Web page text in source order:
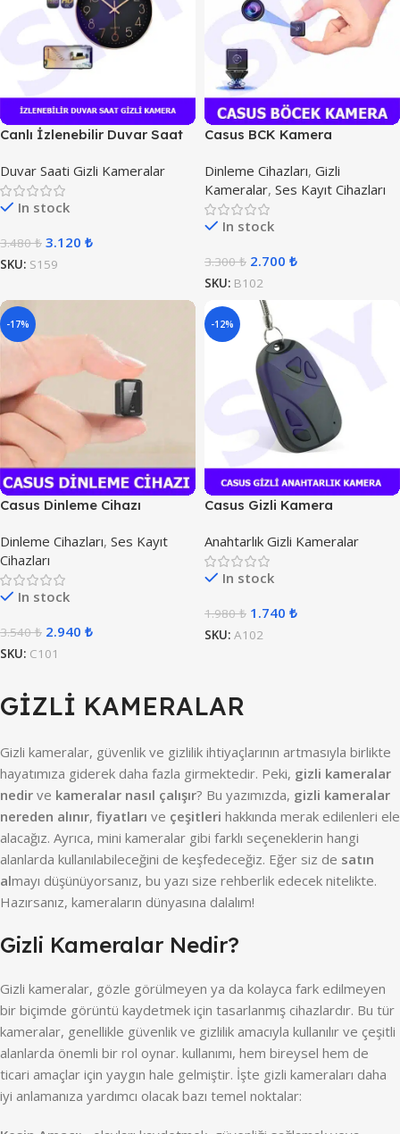
Canlı İzlenebilir Duvar Saat
Duvar Saati Gizli Kameralar
In stock
3.480₺ 3.120 ₺
SKU: S159
Casus BCK Kamera
Dinleme Cihazları, Gizli
Kameralar, Ses Kayıt Cihazları
In stock
3.300₺ 2.700 ₺
SKU: B102
-17%
Casus Dinleme Cihazı
Dinleme Cihazları, Ses Kayıt
Cihazları
In stock
3.540₺ 2.940 ₺
SKU: C101
-12%
Casus Gizli Kamera
Anahtarlık Gizli Kameralar
In stock
1.980₺ 1.740 ₺
SKU: A102
GİZLİ KAMERALAR
Gizli kameralar, güvenlik ve gizlilik ihtiyaçlarının artmasıyla birlikte
hayatımıza giderek daha fazla girmektedir. Peki, gizli kameralar
nedir ve kameralar nasıl çalışır? Bu yazımızda, gizli kameralar
nereden alınır, fiyatları ve çeşitleri hakkında merak edilenleri ele
alacağız. Ayrıca, mini kameralar gibi farklı seçeneklerin hangi
alanlarda kullanılabileceğini de keşfedeceğiz. Eğer siz de satın
almayı düşünüyorsanız, bu yazı size rehberlik edecek nitelikte.
Hazırsanız, kameraların dünyasına dalalım!
Gizli Kameralar Nedir?
Gizli kameralar, gözle görülmeyen ya da kolayca fark edilmeyen
bir biçimde görüntü kaydetmek için tasarlanmış cihazlardır. Bu tür
kameralar, genellikle güvenlik ve gizlilik amacıyla kullanılır ve çeşitli
alanlarda önemli bir rol oynar. kullanımı, hem bireysel hem de
ticari amaçlar için yaygın hale gelmiştir. İşte gizli kameraları daha
iyi anlamanıza yardımcı olacak bazı temel noktalar: